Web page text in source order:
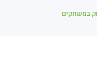
במשחקים